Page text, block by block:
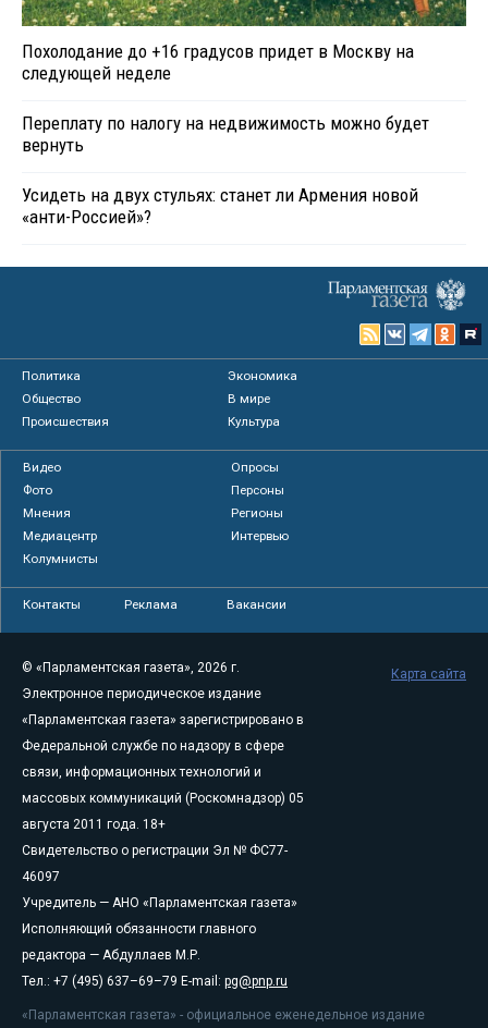
Похолодание до +16 градусов придет в Москву на
следующей неделе
Переплату по налогу на недвижимость можно будет
вернуть
Усидеть на двух стульях: станет ли Армения новой
«анти-Россией»?
Политика
Экономика
Общество
В мире
Происшествия
Культура
Видео
Опросы
Фото
Персоны
Мнения
Регионы
Медиацентр
Интервью
Колумнисты
Контакты Реклама Вакансии
© «Парламентская газета», 2026 г.
Электронное периодическое издание
«Парламентская газета» зарегистрировано в
Федеральной службе по надзору в сфере
связи, информационных технологий и
массовых коммуникаций (Роскомнадзор) 05
августа 2011 года. 18+
Свидетельство о регистрации Эл № ФС77-
46097
Учредитель — АНО «Парламентская газета»
Исполняющий обязанности главного
редактора — Абдуллаев М.Р.
Тел.: +7 (495) 637–69–79 E-mail: pg@pnp.ru
«Парламентская газета» - официальное еженедельное издание
Карта сайта